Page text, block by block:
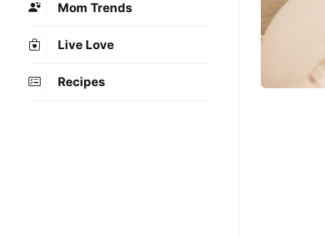
Mom Trends
Live Love
Recipes